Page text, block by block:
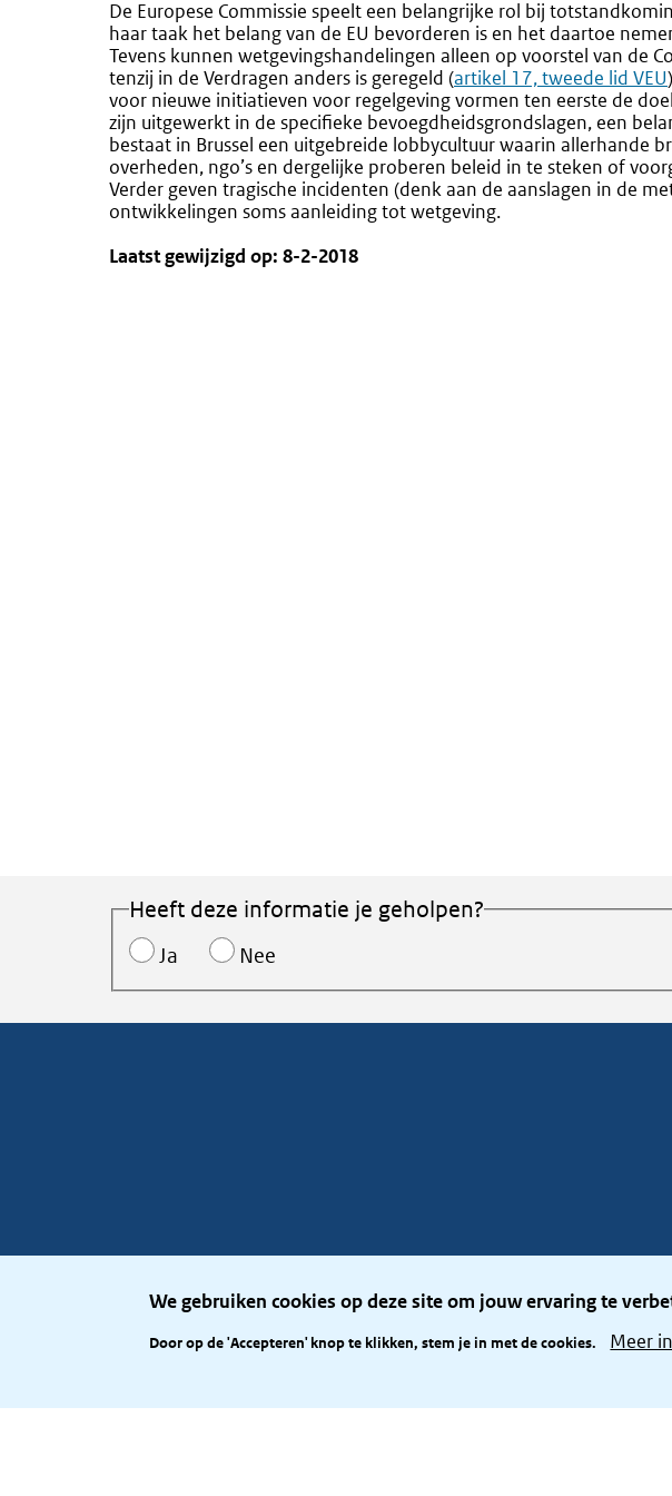
We gebruiken cookies op deze site om jouw ervaring te
Door op de 'Accepteren' knop te klikken, stem je in met de cookies. Meer
De Europese Commissie speelt een belangrijke rol bij
haar taak het belang van de EU bevorderen is en het daartoe
Tevens kunnen wetgevingshandelingen alleen op voorstel van de
tenzij in de Verdragen anders is geregeld (Externe
link:
artikel 17, tweede lid VEU
voor nieuwe initiatieven voor regelgeving vormen ten eerste de
zijn uitgewerkt in de specifieke bevoegdheidsgrondslagen, een
bestaat in Brussel een uitgebreide lobbycultuur waarin allerhande
overheden, ngo’s en dergelijke proberen beleid in te steken of
Verder geven tragische incidenten (denk aan de aanslagen in de
ontwikkelingen soms aanleiding tot wetgeving.
Laatst gewijzigd op: 8-2-2018
Heeft deze informatie je geholpen?
Ja Nee